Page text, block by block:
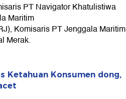
PT Navigator Khatulistiwa
Maritim
Komisaris PT Jenggala
Merak.
Ketahuan Konsumen dong,